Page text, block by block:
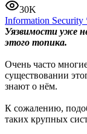
30K
Information Security
Уязвимости уже
этого топика.
Очень часто
существовании
знают о нём.
К сожалению,
таких крупных